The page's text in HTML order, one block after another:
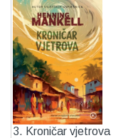
3. Kroničar vjetrova